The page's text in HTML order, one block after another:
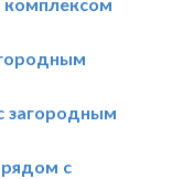
загородным
с